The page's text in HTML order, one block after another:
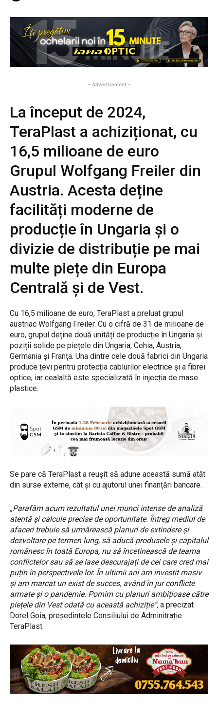
- Advertisement -
La început de 2024,
TeraPlast a achiziționat, cu
16,5 milioane de euro
Grupul Wolfgang Freiler din
Austria. Acesta deține
facilități moderne de
producție în Ungaria și o
divizie de distribuție pe mai
multe piețe din Europa
Centrală și de Vest.
Cu 16,5 milioane de euro, TeraPlast a preluat grupul
austriac Wolfgang Freiler. Cu o cifră de 31 de milioane de
euro, grupul deține două unități de producție în Ungaria și
poziții solide pe piețele din Ungaria, Cehia, Austria,
Germania și Franța. Una dintre cele două fabrici din Ungaria
produce țevi pentru protecția cablurilor electrice și a fibrei
optice, iar cealaltă este specializată în injecția de mase
plastice.
Se pare că TeraPlast a reușit să adune această sumă atât
din surse externe, cât și cu ajutorul unei finanțări bancare.
„Parafăm acum rezultatul unei munci intense de analiză
atentă și calcule precise de oportunitate. Întreg mediul de
afaceri trebuie să urmărească planuri de extindere și
dezvoltare pe termen lung, să aducă produsele și capitalul
românesc în toată Europa, nu să încetinească de teama
conflictelor sau să se lase descurajați de cei care cred mai
puțin în perspectivele lor. În ultimii ani am investit masiv
și am marcat un exist de succes, având în jur conflicte
armate și o pandemie. Pornim cu planuri ambițioase către
piețele din Vest odată cu această achiziție”, a precizat
Dorel Goia, președintele Consiliului de Adminitrație
TeraPlast.